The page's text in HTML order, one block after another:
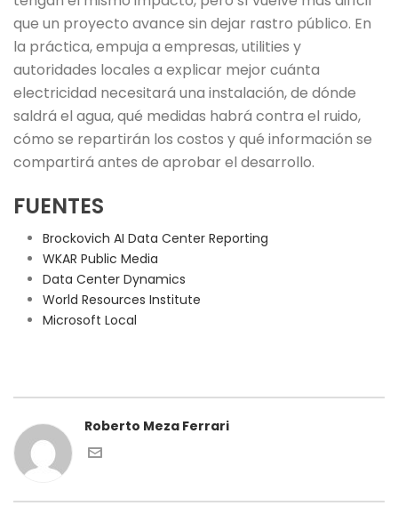
que un proyecto avance sin dejar rastro público. En
la práctica, empuja a empresas, utilities y
autoridades locales a explicar mejor cuánta
electricidad necesitará una instalación, de dónde
saldrá el agua, qué medidas habrá contra el ruido,
cómo se repartirán los costos y qué información se
compartirá antes de aprobar el desarrollo.
FUENTES
Brockovich AI Data Center Reporting
WKAR Public Media
Data Center Dynamics
World Resources Institute
Microsoft Local
Roberto Meza Ferrari